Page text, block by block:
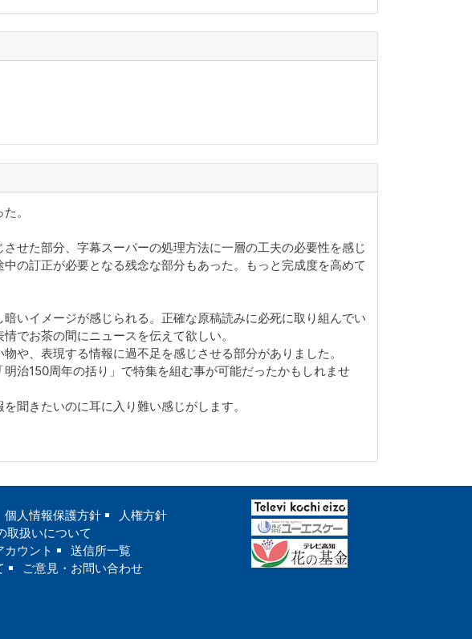
。
せた部分、字幕スーパーの処理方法に一層の工夫の必要性を感じ
の訂正が必要となる残念な部分もあった。もっと完成度を高めて
いイメージが感じられる。正確な原稿読みに必死に取り組んでい
でお茶の間にニュースを伝えて欲しい。
や、表現する情報に過不足を感じさせる部分がありました。
治150周年の括り」で特集を組む事が可能だったかもしれませ
聞きたいのに耳に入り難い感じがします。
個人情報保護方針
人権方針
取扱いについて
ウント
送信所一覧
ご意見・お問い合わせ